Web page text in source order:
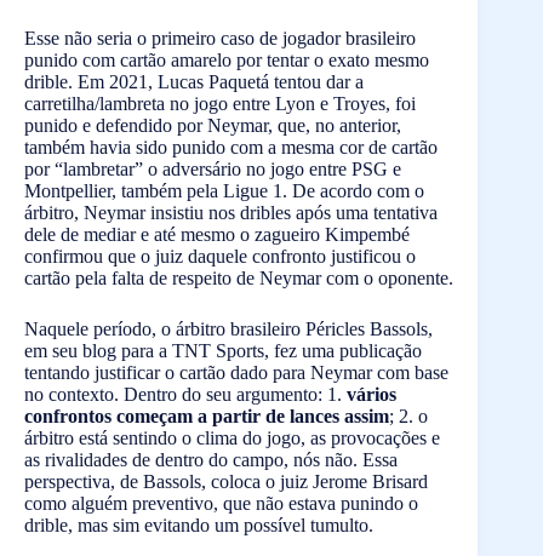
Esse não seria o primeiro caso de jogador brasileiro
punido com cartão amarelo por tentar o exato mesmo
drible. Em 2021, Lucas Paquetá tentou dar a
carretilha/lambreta no jogo entre Lyon e Troyes, foi
punido e defendido por Neymar, que, no anterior,
também havia sido punido com a mesma cor de cartão
por “lambretar” o adversário no jogo entre PSG e
Montpellier, também pela Ligue 1. De acordo com o
árbitro, Neymar insistiu nos dribles após uma tentativa
dele de mediar e até mesmo o zagueiro Kimpembé
confirmou que o juiz daquele confronto justificou o
cartão pela falta de respeito de Neymar com o oponente.
Naquele período, o árbitro brasileiro Péricles Bassols,
em seu blog para a TNT Sports, fez uma publicação
tentando justificar o cartão dado para Neymar com base
no contexto. Dentro do seu argumento: 1. vários
confrontos começam a partir de lances assim; 2. o
árbitro está sentindo o clima do jogo, as provocações e
as rivalidades de dentro do campo, nós não. Essa
perspectiva, de Bassols, coloca o juiz Jerome Brisard
como alguém preventivo, que não estava punindo o
drible, mas sim evitando um possível tumulto.